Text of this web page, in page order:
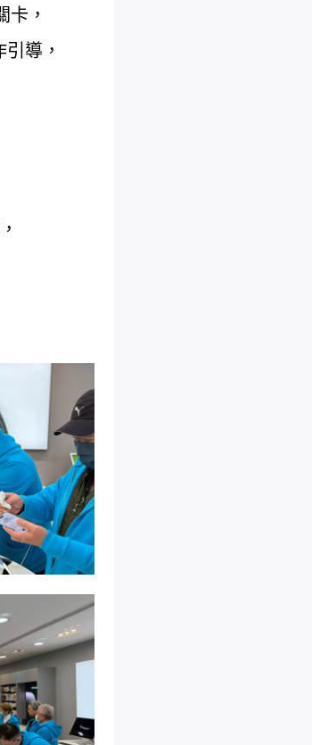
，
導，